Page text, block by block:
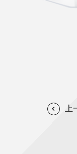
經營團隊